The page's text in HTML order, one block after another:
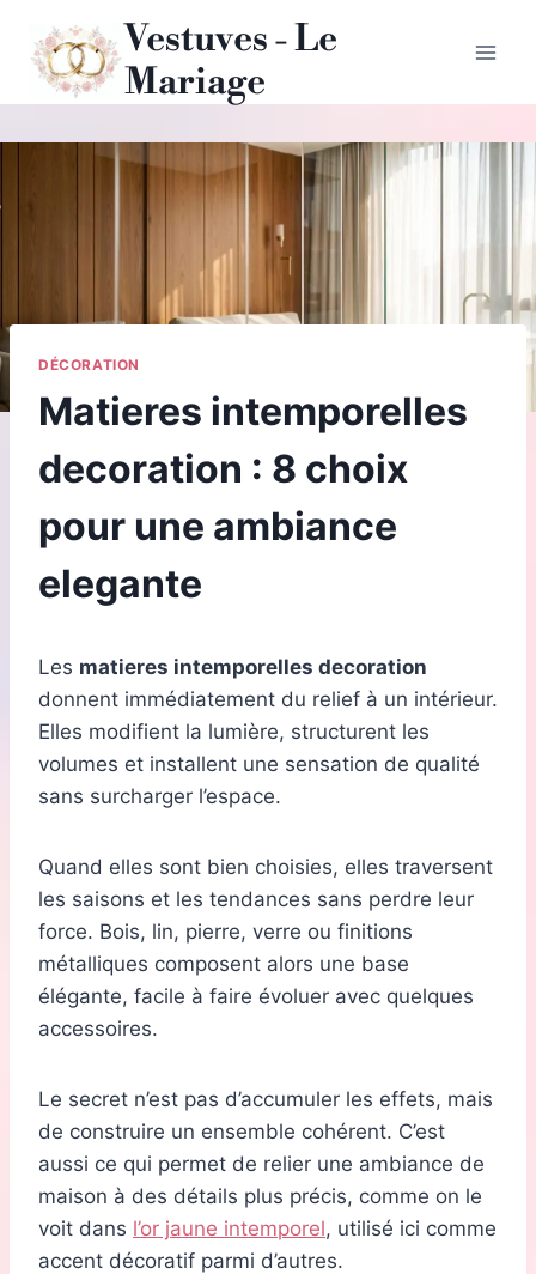
contenu
Vestuves - Le
Mariage
DÉCORATION
Matieres intemporelles
decoration : 8 choix
pour une ambiance
elegante
Les matieres intemporelles decoration
donnent immédiatement du relief à un intérieur.
Elles modifient la lumière, structurent les
volumes et installent une sensation de qualité
sans surcharger l’espace.
Quand elles sont bien choisies, elles traversent
les saisons et les tendances sans perdre leur
force. Bois, lin, pierre, verre ou finitions
métalliques composent alors une base
élégante, facile à faire évoluer avec quelques
accessoires.
Le secret n’est pas d’accumuler les effets, mais
de construire un ensemble cohérent. C’est
aussi ce qui permet de relier une ambiance de
maison à des détails plus précis, comme on le
voit dans l’or jaune intemporel, utilisé ici comme
accent décoratif parmi d’autres.